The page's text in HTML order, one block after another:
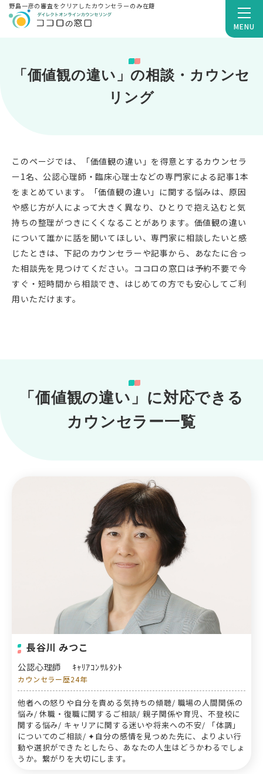
MENU
野島一彦の審査をクリアしたカウンセラーのみ在籍
「価値観の違い」の相談・カウンセ
リング
このページでは、「価値観の違い」を得意とするカウンセラ
ー1名、公認心理師・臨床心理士などの専門家による記事1本
をまとめています。「価値観の違い」に関する悩みは、原因
や感じ方が人によって大きく異なり、ひとりで抱え込むと気
持ちの整理がつきにくくなることがあります。価値観の違い
について誰かに話を聞いてほしい、専門家に相談したいと感
じたときは、下記のカウンセラーや記事から、あなたに合っ
た相談先を見つけてください。ココロの窓口は予約不要で今
すぐ・短時間から相談でき、はじめての方でも安心してご利
用いただけます。
「価値観の違い」に対応できる
カウンセラー一覧
長谷川 みつこ
公認心理師 ｷｬﾘｱｺﾝｻﾙﾀﾝﾄ
カウンセラー歴24年
他者への怒りや自分を責める気持ちの傾聴/ 職場の人間関係の
悩み/ 休職・復職に関するご相談/ 親子関係や育児、不登校に
関する悩み/ キャリアに関する迷いや将来への不安/ 「体調」
についてのご相談/ ✦自分の感情を見つめた先に、よりよい行
動や選択ができたとしたら、あなたの人生はどうかわるでしょ
うか。繋がりを大切にします。